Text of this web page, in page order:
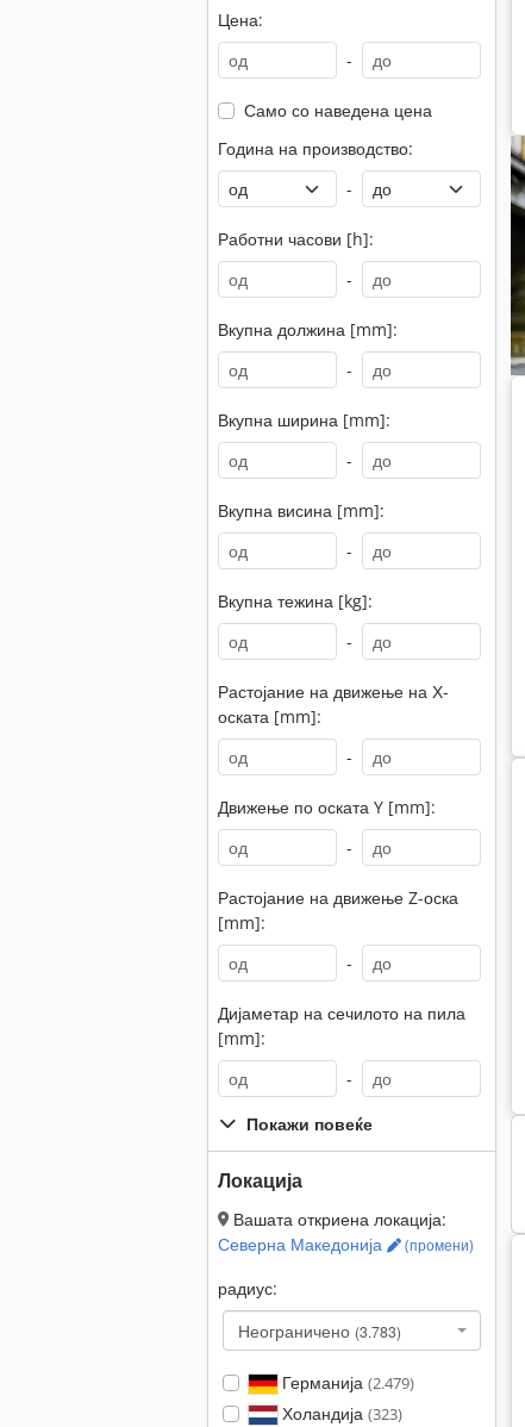
Цена:
-
Само со наведена цена
Година на производство:
-
Работни часови [h]:
-
Вкупна должина [mm]:
-
Вкупна ширина [mm]:
-
Вкупна висина [mm]:
-
Вкупна тежина [kg]:
-
Растојание на движење на Х-
оската [mm]:
-
Движење по оската Y [mm]:
-
Растојание на движење Z-оска
[mm]:
-
Дијаметар на сечилото на пила
[mm]:
-
Покажи повеќе
Локација
Вашата откриена локација:
Северна Македонија
(промени)
радиус:
Неограничено (3.783)
Германија (2.479)
Холандија (323)
Сила Arburg